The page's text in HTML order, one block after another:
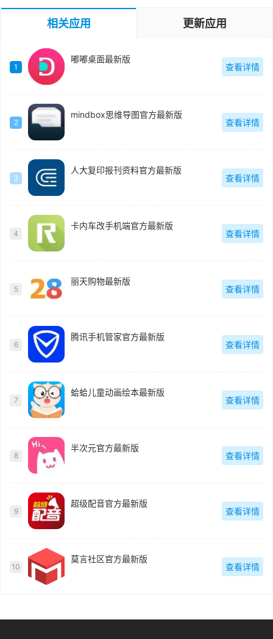
相关应用 更新应用
1
嘟嘟桌面最新版
查看详情
2
mindbox思维导图官方最新版
查看详情
3
人大复印报刊资料官方最新版
查看详情
4
卡内车改手机端官方最新版
查看详情
5
丽天购物最新版
查看详情
6
腾讯手机管家官方最新版
查看详情
7
蛤蛤儿童动画绘本最新版
查看详情
8
半次元官方最新版
查看详情
9
超级配音官方最新版
查看详情
10
莫言社区官方最新版
查看详情